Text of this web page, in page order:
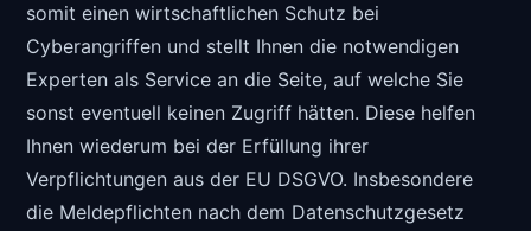
somit einen wirtschaftlichen Schutz bei
Cyberangriffen und stellt Ihnen die notwendigen
Experten als Service an die Seite, auf welche Sie
sonst eventuell keinen Zugriff hätten. Diese helfen
Ihnen wiederum bei der Erfüllung ihrer
Verpflichtungen aus der EU DSGVO. Insbesondere
die Meldepflichten nach dem Datenschutzgesetz